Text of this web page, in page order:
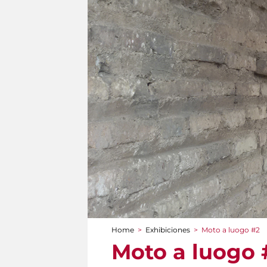
You are here
Home > Exhibiciones > Moto a luogo #2
Moto a luogo